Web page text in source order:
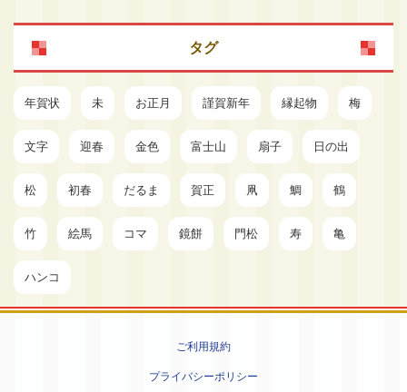
タグ
年賀状 未 お正月 謹賀新年 縁起物 梅
文字 迎春 金色 富士山 扇子 日の出
松 初春 だるま 賀正 凧 鯛 鶴
竹 絵馬 コマ 鏡餅 門松 寿 亀
ハンコ
ご利用規約
プライバシーポリシー